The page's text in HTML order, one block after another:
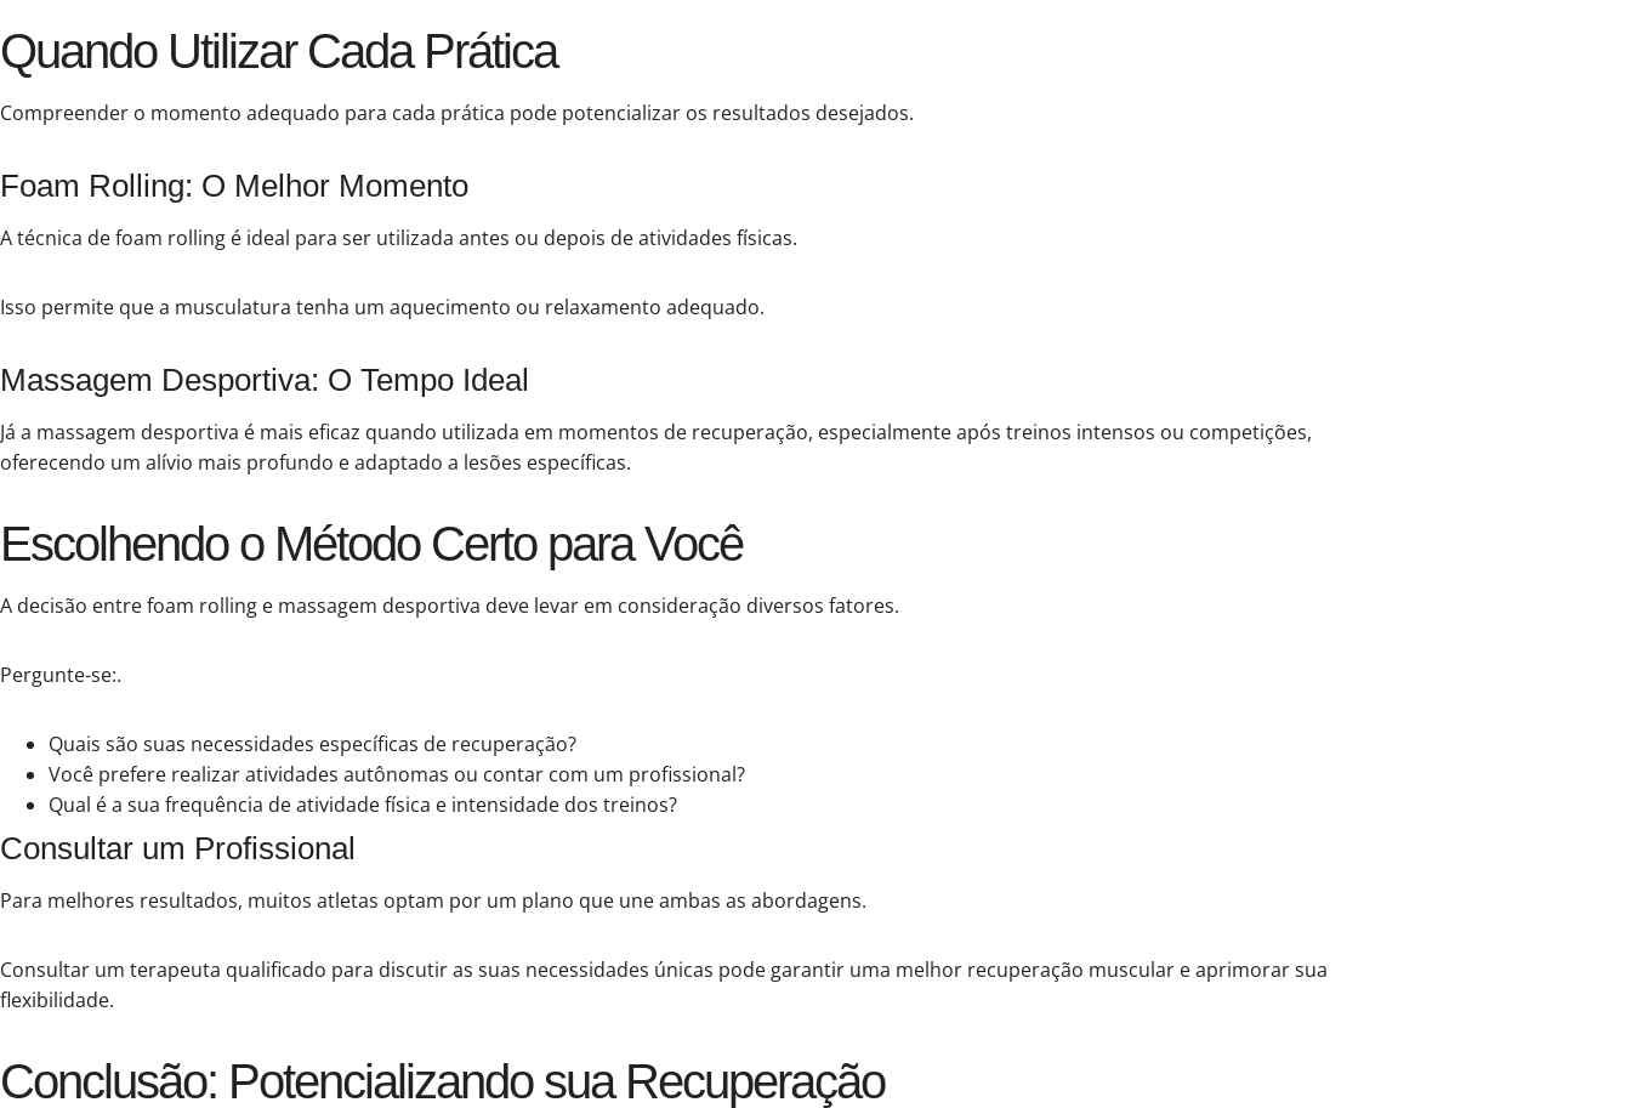
Quando Utilizar Cada Prática
Compreender o momento adequado para cada prática pode potencializar os resultados desejados.
Foam Rolling: O Melhor Momento
A técnica de foam rolling é ideal para ser utilizada antes ou depois de atividades físicas.
Isso permite que a musculatura tenha um aquecimento ou relaxamento adequado.
Massagem Desportiva: O Tempo Ideal
Já a massagem desportiva é mais eficaz quando utilizada em momentos de recuperação, especialmente após treinos intensos ou competições,
oferecendo um alívio mais profundo e adaptado a lesões específicas.
Escolhendo o Método Certo para Você
A decisão entre foam rolling e massagem desportiva deve levar em consideração diversos fatores.
Pergunte-se:.
Quais são suas necessidades específicas de recuperação?
Você prefere realizar atividades autônomas ou contar com um profissional?
Qual é a sua frequência de atividade física e intensidade dos treinos?
Consultar um Profissional
Para melhores resultados, muitos atletas optam por um plano que une ambas as abordagens.
Consultar um terapeuta qualificado para discutir as suas necessidades únicas pode garantir uma melhor recuperação muscular e aprimorar sua
flexibilidade.
Conclusão: Potencializando sua Recuperação